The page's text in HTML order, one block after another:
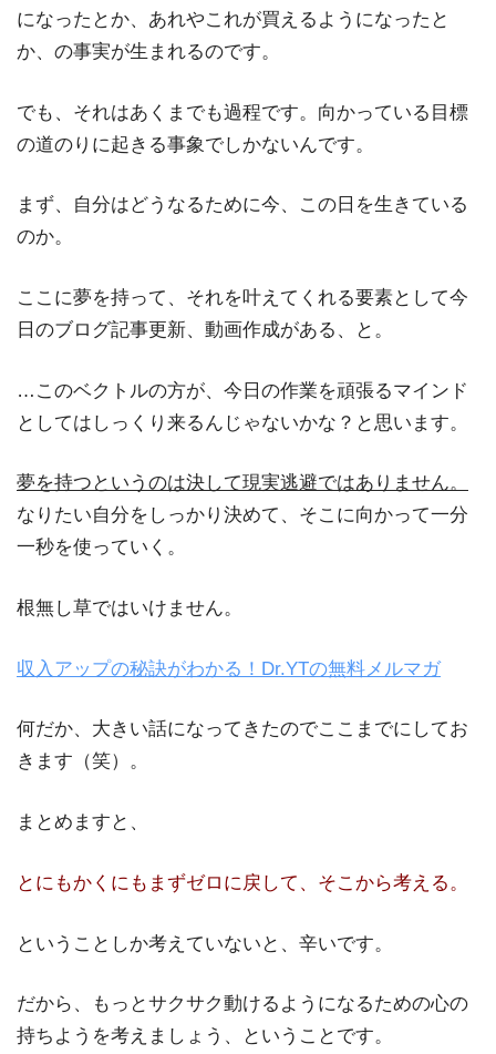
になったとか、あれやこれが買えるようになったと
か、の事実が生まれるのです。
でも、それはあくまでも過程です。向かっている目標
の道のりに起きる事象でしかないんです。
まず、自分はどうなるために今、この日を生きている
のか。
ここに夢を持って、それを叶えてくれる要素として今
日のブログ記事更新、動画作成がある、と。
…このベクトルの方が、今日の作業を頑張るマインド
としてはしっくり来るんじゃないかな？と思います。
夢を持つというのは決して現実逃避ではありません。
なりたい自分をしっかり決めて、そこに向かって一分
一秒を使っていく。
根無し草ではいけません。
収入アップの秘訣がわかる！Dr.YTの無料メルマガ
何だか、大きい話になってきたのでここまでにしてお
きます（笑）。
まとめますと、
とにもかくにもまずゼロに戻して、そこから考える。
ということしか考えていないと、辛いです。
だから、もっとサクサク動けるようになるための心の
持ちようを考えましょう、ということです。